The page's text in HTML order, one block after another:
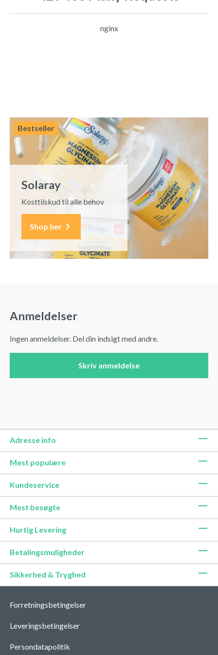
nginx
Bestseller
Solaray
Kosttilskud til alle behov
Shop her
Anmeldelser
Ingen anmeldelser. Del din indsigt med andre.
Skriv anmeldelse
Adresse info
Mest populære
Kundeservice
Mest besøgte
Hurtig Levering
Betalingsmuligheder
Sikkerhed & Tryghed
Forretningsbetingelser
Leveringsbetingelser
Persondatapolitik